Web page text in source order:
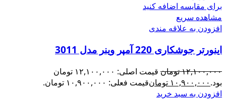
برای مقایسه اضافه کنید
مشاهده سریع
افزودن به علاقه مندی
اینورتر جوشکاری 220 آمپر وینر مدل 3011
۱۲,۱۰۰,۰۰۰تومان
قیمت اصلی: ۱۲,۱۰۰,۰۰۰ تومان
بود.۱۰,۹۰۰,۰۰۰ تومانقیمت فعلی: ۱۰,۹۰۰,۰۰۰ تومان.
افزودن به سبد خرید